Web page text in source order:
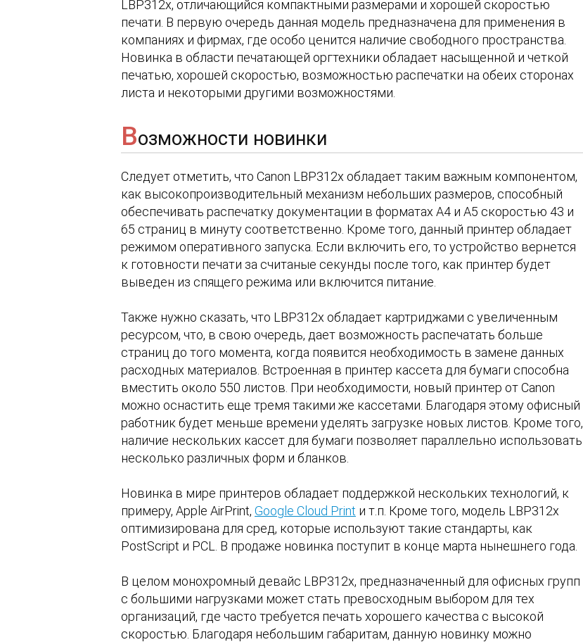
LBP312x, отличающийся компактными размерами и хорошей скоростью
печати. В первую очередь данная модель предназначена для применения в
компаниях и фирмах, где особо ценится наличие свободного пространства.
Новинка в области печатающей оргтехники обладает насыщенной и четкой
печатью, хорошей скоростью, возможностью распечатки на обеих сторонах
листа и некоторыми другими возможностями.
Возможности новинки
Следует отметить, что Canon LBP312x обладает таким важным компонентом,
как высокопроизводительный механизм небольших размеров, способный
обеспечивать распечатку документации в форматах А4 и А5 скоростью 43 и
65 страниц в минуту соответственно. Кроме того, данный принтер обладает
режимом оперативного запуска. Если включить его, то устройство вернется
к готовности печати за считаные секунды после того, как принтер будет
выведен из спящего режима или включится питание.
Также нужно сказать, что LBP312x обладает картриджами с увеличенным
ресурсом, что, в свою очередь, дает возможность распечатать больше
страниц до того момента, когда появится необходимость в замене данных
расходных материалов. Встроенная в принтер кассета для бумаги способна
вместить около 550 листов. При необходимости, новый принтер от Canon
можно оснастить еще тремя такими же кассетами. Благодаря этому офисный
работник будет меньше времени уделять загрузке новых листов. Кроме того,
наличие нескольких кассет для бумаги позволяет параллельно использовать
несколько различных форм и бланков.
Новинка в мире принтеров обладает поддержкой нескольких технологий, к
примеру, Apple AirPrint, Google Cloud Print и т.п. Кроме того, модель LBP312x
оптимизирована для сред, которые используют такие стандарты, как
PostScript и PCL. В продаже новинка поступит в конце марта нынешнего года.
В целом монохромный девайс LBP312x, предназначенный для офисных групп
с большими нагрузками может стать превосходным выбором для тех
организаций, где часто требуется печать хорошего качества с высокой
скоростью. Благодаря небольшим габаритам, данную новинку можно